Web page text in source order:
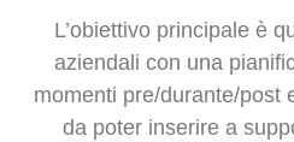
L’obiettivo principale è
aziendali con una
momenti pre/durante/post
da poter inserire a